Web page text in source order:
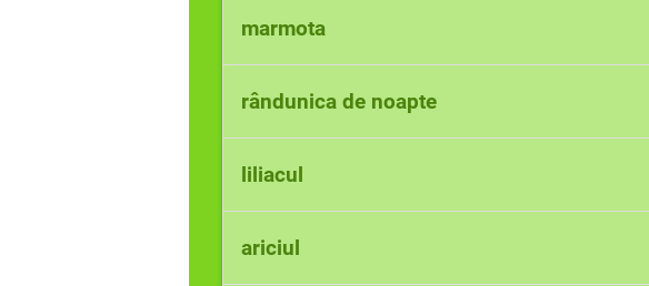
marmota
8 luni
rândunica de noapte
câteva luni
liliacul
câteva luni
ariciul